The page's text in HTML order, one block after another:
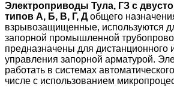
Электроприводы Тула, ГЗ с
типов А, Б, В, Г, Добщего
взрывозащищенные, используются
запорной промышленной
предназначены для дистанционного
управления запорной арматурой.
работать в системах
числе с использованием